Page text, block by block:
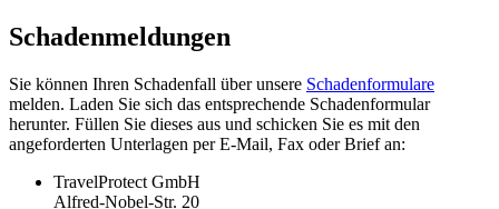
Schadenmeldungen
Sie können Ihren Schadenfall über unsere Schadenformulare
melden. Laden Sie sich das entsprechende Schadenformular
herunter. Füllen Sie dieses aus und schicken Sie es mit den
angeforderten Unterlagen per E-Mail, Fax oder Brief an:
TravelProtect GmbH
Alfred-Nobel-Str. 20